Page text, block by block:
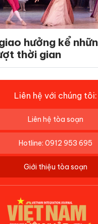
hưởng kể
thời gian
Liên hệ với chúng tôi:
Liên hệ tòa soạn
Hotline: 0912 953 695
Giới thiệu tòa soạn